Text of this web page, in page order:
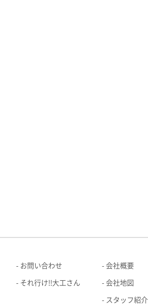
お問い合わせ
それ行け!!大工さん
会社概要
会社地図
スタッフ紹介